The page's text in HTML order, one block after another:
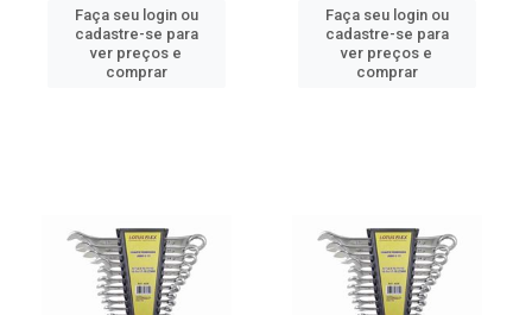
Faça seu login ou
cadastre-se para
ver preços e
comprar
Faça seu login ou
cadastre-se para
ver preços e
comprar